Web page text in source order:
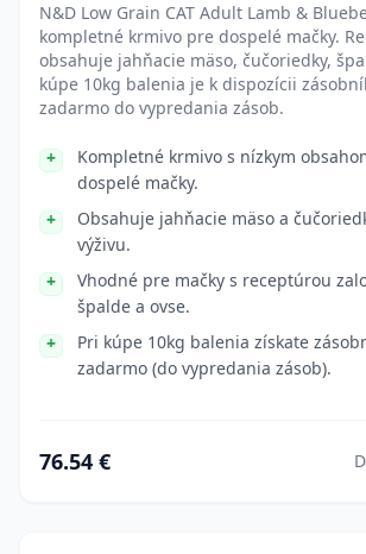
N&D Low Grain CAT Adult Lamb &
kompletné krmivo pre dospelé mačky.
obsahuje jahňacie mäso, čučoriedky,
kúpe 10kg balenia je k dispozícii
zadarmo do vypredania zásob.
Kompletné krmivo s nízkym
dospelé mačky.
Obsahuje jahňacie mäso a
výživu.
Vhodné pre mačky s receptúrou
špalde a ovse.
Pri kúpe 10kg balenia získate
zadarmo (do vypredania zásob).
76.54 €